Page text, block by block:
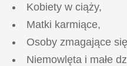
Kobiety w ciąży,
Matki karmiące,
Osoby zmagające
Niemowlęta i małe